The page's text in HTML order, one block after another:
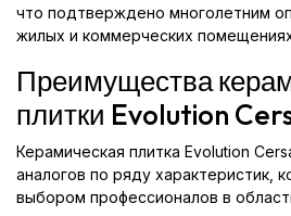
что подтверждено многолетним
жилых и коммерческих
Преимущества
плитки Evolution
Керамическая плитка Evolution
аналогов по ряду характеристик,
выбором профессионалов в